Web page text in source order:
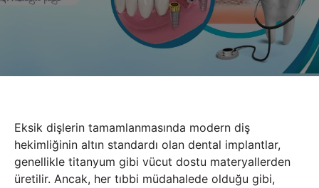
Eksik dişlerin tamamlanmasında modern diş
hekimliğinin altın standardı olan dental implantlar,
genellikle titanyum gibi vücut dostu materyallerden
üretilir. Ancak, her tıbbi müdahalede olduğu gibi,